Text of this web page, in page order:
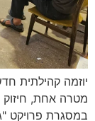
יוזמה קהילתית
מטרה אחת, חיזוק